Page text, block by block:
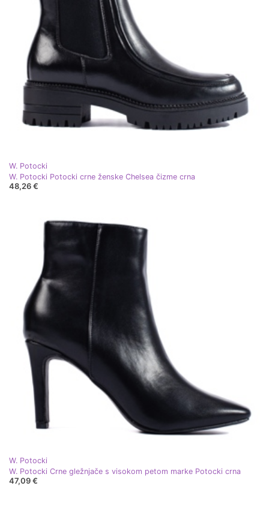
W. Potocki
W. Potocki Potocki crne ženske Chelsea čizme crna
48,26 €
W. Potocki
W. Potocki Crne gležnjače s visokom petom marke Potocki crna
47,09 €